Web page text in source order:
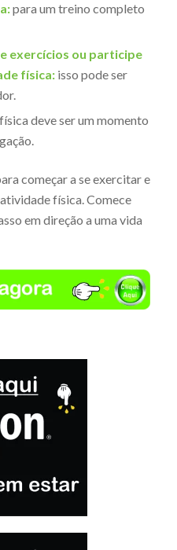
para um treino completo
exercícios ou participe
física:isso pode ser
deve ser um momento
começar a se exercitar e
física. Comece
em direção a uma vida